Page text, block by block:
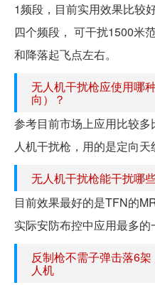
1频段，目前实用效果比较
四个频段， 可干扰1500米
和降落起飞点左右。
无人机干扰枪应使用哪
向）？
参考目前市场上应用比较
人机干扰枪，用的是定向天
无人机干扰枪能干扰哪
目前效果最好的是TFN的
实际安防布控中应用最多的
反制枪不需子弹击落6
人机